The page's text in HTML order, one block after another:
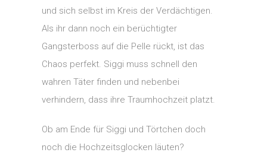
und sich selbst im Kreis der Verdächtigen.
Als ihr dann noch ein berüchtigter
Gangsterboss auf die Pelle rückt, ist das
Chaos perfekt. Siggi muss schnell den
wahren Täter finden und nebenbei
verhindern, dass ihre Traumhochzeit platzt.
Ob am Ende für Siggi und Törtchen doch
noch die Hochzeitsglocken läuten?